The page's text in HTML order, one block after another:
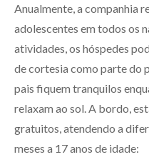
Anualmente, a companhia
adolescentes em todos os
atividades, os hóspedes
de cortesia como parte do
pais fiquem tranquilos
relaxam ao sol. A bordo,
gratuitos, atendendo a
meses a 17 anos de idade: